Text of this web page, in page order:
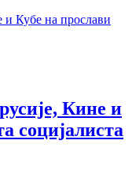
Кине и
социјалиста